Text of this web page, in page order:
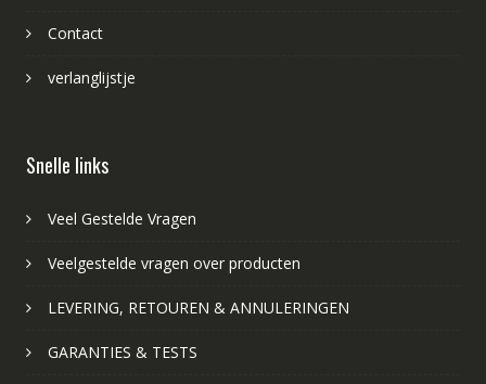
Contact
verlanglijstje
Snelle links
Veel Gestelde Vragen
Veelgestelde vragen over producten
LEVERING, RETOUREN & ANNULERINGEN
GARANTIES & TESTS